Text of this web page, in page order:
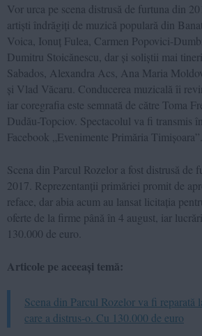
Vor urca pe scena distrusă de furtuna din
artiști îndrăgiți de muzică populară din
Voica, Ionuț Fulea, Carmen Popovici-
Dumitru Stoicănescu, dar și soliștii mai
Sabados, Alexandra Acs, Ana Maria
și Vlad Văcaru. Conducerea muzicală îi
iar coregrafia este semnată de către Toma
Dudău-Topciov. Spectacolul va fi transmis
Facebook „Evenimente Primăria Timișoara”.
Scena din Parcul Rozelor a fost distrusă de
2017. Reprezentanții primăriei promit de
reface, dar abia acum au lansat licitația
oferte de la firme până în 4 august, iar
130.000 de euro.
Articole pe aceeași temă:
Scena din Parcul Rozelor va fi reparată
care a distrus-o. Cu 130.000 de euro